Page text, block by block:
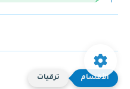
ترقيات